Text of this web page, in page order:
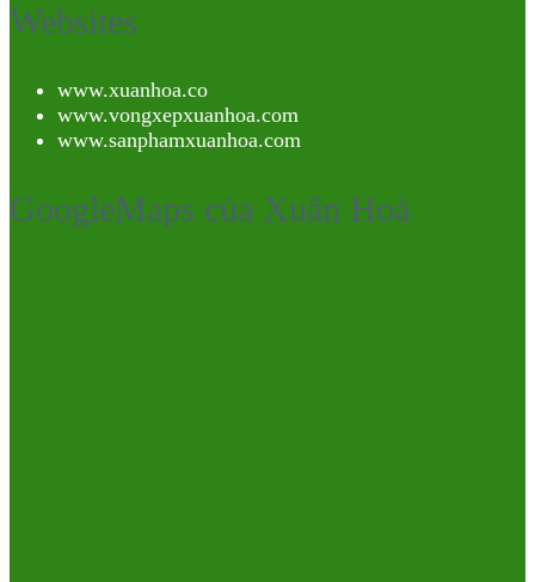
Websites
www.xuanhoa.co
www.vongxepxuanhoa.com
www.sanphamxuanhoa.com
GoogleMaps của Xuân Hoà